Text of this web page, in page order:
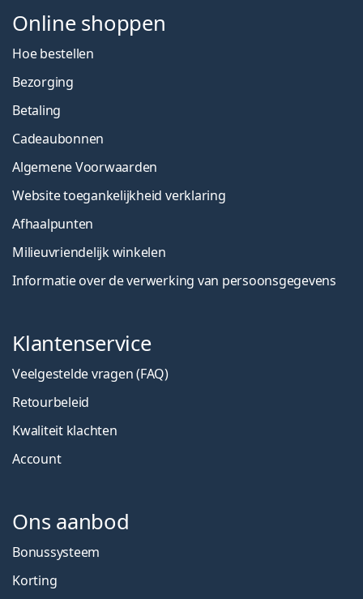
Online shoppen
Hoe bestellen
Bezorging
Betaling
Cadeaubonnen
Algemene Voorwaarden
Website toegankelijkheid verklaring
Afhaalpunten
Milieuvriendelijk winkelen
Informatie over de verwerking van persoonsgegevens
Klantenservice
Veelgestelde vragen (FAQ)
Retourbeleid
Kwaliteit klachten
Account
Ons aanbod
Bonussysteem
Korting